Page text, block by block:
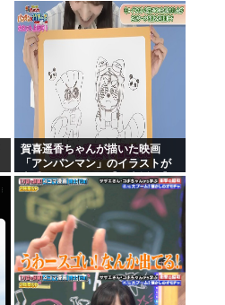
賀喜遥香ちゃんが描いた映画
「アンパンマン」のイラストが
上手すぎる！！！【乃木坂46】